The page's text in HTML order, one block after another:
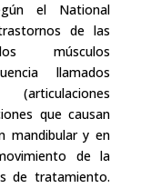
el National
de las
músculos
llamados
que causan
mandibular y en
de la
de tratamiento.